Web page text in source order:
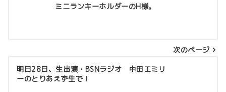
ビ
ゲ
ミニランキーホルダーのH様。
次のページ
明日28日、生出演・BSNラジオ 中田エミリ
ーのとりあえず生で！